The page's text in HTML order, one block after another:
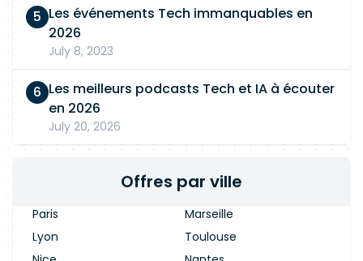
Les événements Tech immanquables en
2026
July 8, 2023
Les meilleurs podcasts Tech et IA à écouter
en 2026
July 20, 2026
Offres par ville
Paris
Marseille
Lyon
Toulouse